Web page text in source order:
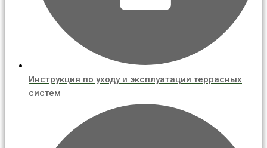
Инструкция по уходу и эксплуатации террасных
систем